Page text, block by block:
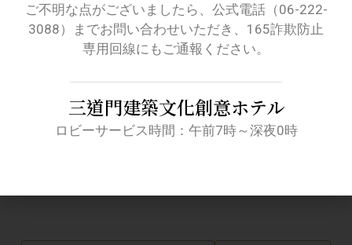
EU認証の天然BIO詰め替え不要トイレタリ
マイナスイオンヘアドライヤー
日本製INAXスプレー便座
ドイツ製Villeroy & Bochのトイレと洗面
ご不明な点がございましたら、公式電話（06-222-
3088）までお問い合わせいただき、165詐欺防止
専用回線にもご通報ください。
三道門建築文化創意ホテル
ロビーサービス時間：午前7時～深夜0時